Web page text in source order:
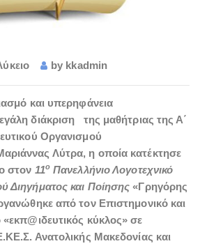
by kkadmin
και υπερηφάνεια
διάκριση της μαθήτριας της Α΄
Οργανισμού
Λύτρα, η οποία κατέκτησε
στον 11ο Πανελλήνιο Λογοτεχνικό
Διηγήματος και Ποίησης «Γρηγόρης
από τον Επιστημονικό και
«εκπ@ιδευτικός κύκλος» σε
Ανατολικής Μακεδονίας και